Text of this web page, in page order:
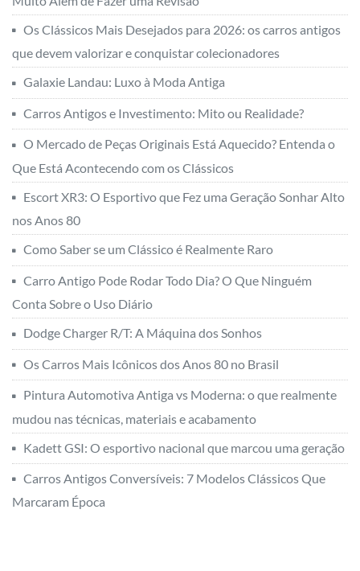
Os Clássicos Mais Desejados para 2026: os carros antigos
que devem valorizar e conquistar colecionadores
Galaxie Landau: Luxo à Moda Antiga
Carros Antigos e Investimento: Mito ou Realidade?
O Mercado de Peças Originais Está Aquecido? Entenda o
Que Está Acontecendo com os Clássicos
Escort XR3: O Esportivo que Fez uma Geração Sonhar Alto
nos Anos 80
Como Saber se um Clássico é Realmente Raro
Carro Antigo Pode Rodar Todo Dia? O Que Ninguém
Conta Sobre o Uso Diário
Dodge Charger R/T: A Máquina dos Sonhos
Os Carros Mais Icônicos dos Anos 80 no Brasil
Pintura Automotiva Antiga vs Moderna: o que realmente
mudou nas técnicas, materiais e acabamento
Kadett GSI: O esportivo nacional que marcou uma geração
Carros Antigos Conversíveis: 7 Modelos Clássicos Que
Marcaram Época